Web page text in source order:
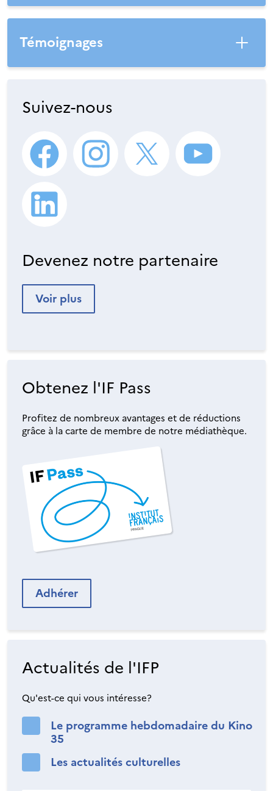
Témoignages
Suivez-nous
Devenez notre partenaire
Voir plus
Obtenez l'IF Pass
Profitez de nombreux avantages et de réductions
grâce à la carte de membre de notre médiathèque.
Adhérer
Actualités de l'IFP
Qu'est-ce qui vous intéresse?
Le programme hebdomadaire du Kino
35
Les actualités culturelles